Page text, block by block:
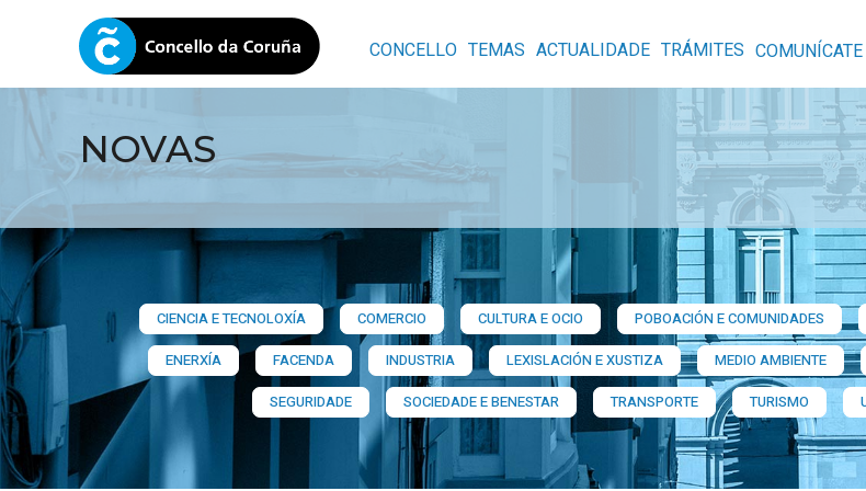
CONCELLO TEMAS ACTUALIDADE TRÁMITES COMUNÍCATE
NOVAS
CIENCIA E TECNOLOXÍA COMERCIO CULTURA E OCIO POBOACIÓN E COMUNIDADES
ENERXÍA
FACENDA INDUSTRIA LEXISLACIÓN E XUSTIZA MEDIO AMBIENTE
SEGURIDADE
SOCIEDADE E BENESTAR TRANSPORTE TURISMO